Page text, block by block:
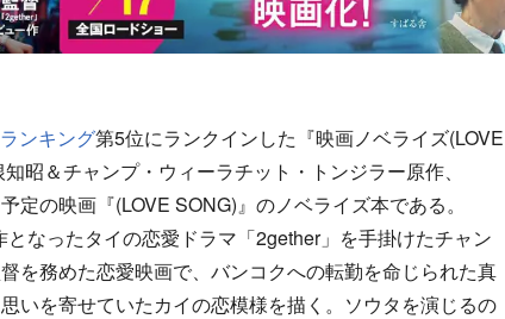
ンキング第5位にランクインした『映画ノベライズ(LOVE
昭＆チャンプ・ウィーラチット・トンジラー原作、
定の映画『(LOVE SONG)』のノベライズ本である。
なったタイの恋愛ドラマ「2gether」を手掛けたチャン
を務めた恋愛映画で、バンコクへの転勤を命じられた真
いを寄せていたカイの恋模様を描く。ソウタを演じるの